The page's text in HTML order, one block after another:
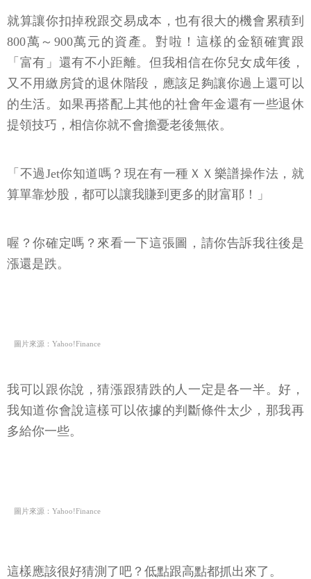
就算讓你扣掉稅跟交易成本，也有很大的機會累積到
800萬～900萬元的資產。對啦！這樣的金額確實跟
「富有」還有不小距離。但我相信在你兒女成年後，
又不用繳房貸的退休階段，應該足夠讓你過上還可以
的生活。如果再搭配上其他的社會年金還有一些退休
提領技巧，相信你就不會擔憂老後無依。
「不過Jet你知道嗎？現在有一種ＸＸ樂譜操作法，就
算單靠炒股，都可以讓我賺到更多的財富耶！」
喔？你確定嗎？來看一下這張圖，請你告訴我往後是
漲還是跌。
圖片來源：Yahoo!Finance
我可以跟你說，猜漲跟猜跌的人一定是各一半。好，
我知道你會說這樣可以依據的判斷條件太少，那我再
多給你一些。
圖片來源：Yahoo!Finance
這樣應該很好猜測了吧？低點跟高點都抓出來了。